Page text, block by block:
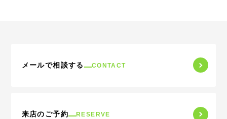
メールで相談する CONTACT
来店のご予約 RESERVE